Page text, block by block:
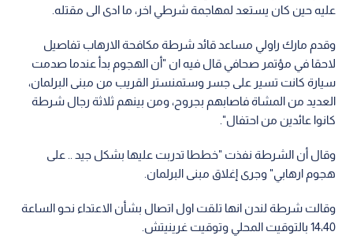
عليه حين كان يستعد لمهاجمة شرطي اخر، ما ادى الى مقتله.
وقدم مارك راولي مساعد قائد شرطة مكافحة الارهاب تفاصيل
لاحقا في مؤتمر صحافي قال فيه ان "أن الهجوم بدأ عندما صدمت
سيارة كانت تسير على جسر وستمنستر القريب من مبنى البرلمان،
العديد من المشاة فاصابهم بجروح، ومن بينهم ثلاثة رجال شرطة
كانوا عائدين من احتفال".
وقال أن الشرطة نفذت "خططا تدربت عليها بشكل جيد .. على
هجوم ارهابي" وجرى إغلاق مبنى البرلمان.
وقالت شرطة لندن انها تلقت اول اتصال بشأن الاعتداء نحو الساعة
14،40 بالتوقيت المحلي وتوقيت غرينيتش.